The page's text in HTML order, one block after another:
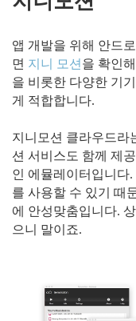
앱 개발을 위해 안드
면 지니 모션 을 확인
을 비롯한 다양한 기
게 적합합니다.
지니모션 클라우드라
션 서비스도 함께 제
인 에뮬레이터입니다.
를 사용할 수 있기 때
에 안성맞춤입니다.
으니 말이죠.